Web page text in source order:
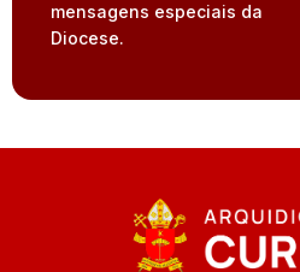
mensagens especiais da
Diocese.